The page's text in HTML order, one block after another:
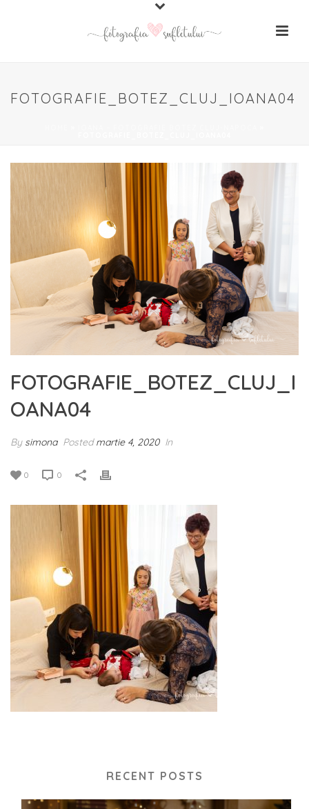
FOTOGRAFIE_BOTEZ_CLUJ_IOANA04
FOTOGRAFIE_BOTEZ_CLUJ_I
OANA04
By simona Postedmartie 4, 2020 In
0 0
RECENT POSTS